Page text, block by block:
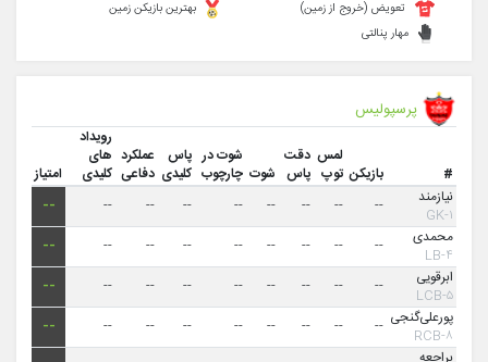
تعویض (خروج از زمین)
مهار پنالتی
بهترین بازیکن زمین
پرسپولیس
# بازیکن
لمس
توپ
دقت
پاس شوت
شوت در
چارچوب
پاس
کلیدی
عملکرد
دفاعی
رویداد
های
کلیدی
امتیاز
نیازمند
۱-GK
--
--
--
--
--
--
--
--
--
محمدی
۴-LB
--
--
--
--
--
--
--
--
--
ابرقویی
۵-LCB
--
--
--
--
--
--
--
--
--
پورعلی‌گنجی
۸-RCB
--
--
--
--
--
--
--
--
--